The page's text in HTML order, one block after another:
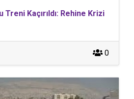
Treni Kaçırıldı: Rehine Krizi
0